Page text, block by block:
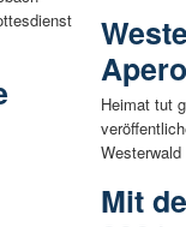
Heimat tut
Mit